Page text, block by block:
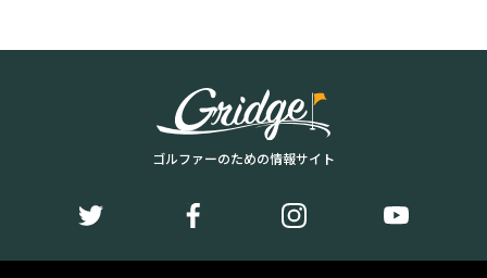
ゴルファーのための情報サイト